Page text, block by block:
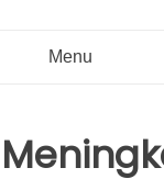
Menu